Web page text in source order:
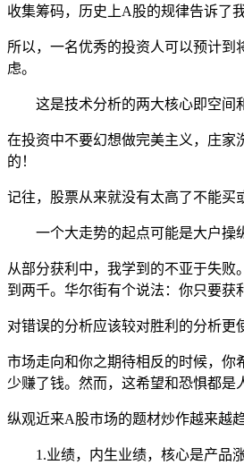
收集筹码，历史上A股的规律告诉了
所以，一名优秀的投资人可以预计到
虑。
这是技术分析的两大核心即空间和
在投资中不要幻想做完美主义，庄家
的！
记往，股票从来就没有太高了不能买
一个大走势的起点可能是大户操纵
从部分获利中，我学到的不亚于失
到两千。华尔街有个说法：你只要获
对错误的分析应该较对胜利的分析更
市场走向和你之期待相反的时候，你
少赚了钱。然而，这希望和恐惧都是
纵观近来A股市场的题材炒作越来越
1.业绩，内生业绩，核心是产品涨